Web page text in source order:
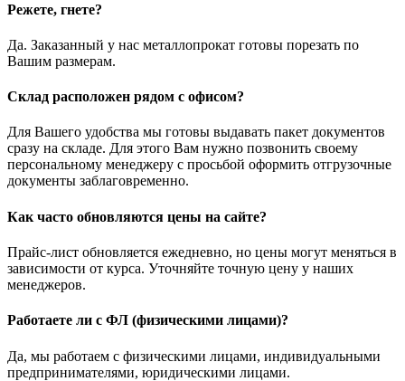
Режете, гнете?
Да. Заказанный у нас металлопрокат готовы порезать по
Вашим размерам.
Склад расположен рядом с офисом?
Для Вашего удобства мы готовы выдавать пакет документов
сразу на складе. Для этого Вам нужно позвонить своему
персональному менеджеру с просьбой оформить отгрузочные
документы заблаговременно.
Как часто обновляются цены на сайте?
Прайс-лист обновляется ежедневно, но цены могут меняться в
зависимости от курса. Уточняйте точную цену у наших
менеджеров.
Работаете ли с ФЛ (физическими лицами)?
Да, мы работаем с физическими лицами, индивидуальными
предпринимателями, юридическими лицами.